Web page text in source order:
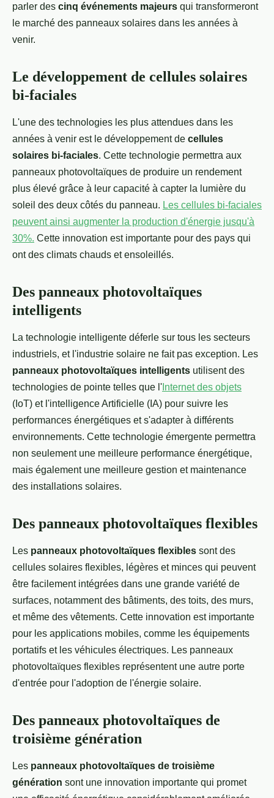
parler des cinq événements majeurs qui transformeront
le marché des panneaux solaires dans les années à
venir.
Le développement de cellules solaires
bi-faciales
L'une des technologies les plus attendues dans les
années à venir est le développement de cellules
solaires bi-faciales. Cette technologie permettra aux
panneaux photovoltaïques de produire un rendement
plus élevé grâce à leur capacité à capter la lumière du
soleil des deux côtés du panneau. Les cellules bi-faciales
peuvent ainsi augmenter la production d'énergie jusqu'à
30%. Cette innovation est importante pour des pays qui
ont des climats chauds et ensoleillés.
Des panneaux photovoltaïques
intelligents
La technologie intelligente déferle sur tous les secteurs
industriels, et l'industrie solaire ne fait pas exception. Les
panneaux photovoltaïques intelligents utilisent des
technologies de pointe telles que l' Internet des objets
(IoT) et l'intelligence Artificielle (IA) pour suivre les
performances énergétiques et s'adapter à différents
environnements. Cette technologie émergente permettra
non seulement une meilleure performance énergétique,
mais également une meilleure gestion et maintenance
des installations solaires.
Des panneaux photovoltaïques flexibles
Les panneaux photovoltaïques flexibles sont des
cellules solaires flexibles, légères et minces qui peuvent
être facilement intégrées dans une grande variété de
surfaces, notamment des bâtiments, des toits, des murs,
et même des vêtements. Cette innovation est importante
pour les applications mobiles, comme les équipements
portatifs et les véhicules électriques. Les panneaux
photovoltaïques flexibles représentent une autre porte
d'entrée pour l'adoption de l'énergie solaire.
Des panneaux photovoltaïques de
troisième génération
Les panneaux photovoltaïques de troisième
génération sont une innovation importante qui promet